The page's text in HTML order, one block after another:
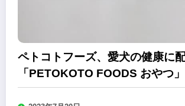
ペトコトフーズ、愛犬の健康に
「PETOKOTO FOODS おやつ」